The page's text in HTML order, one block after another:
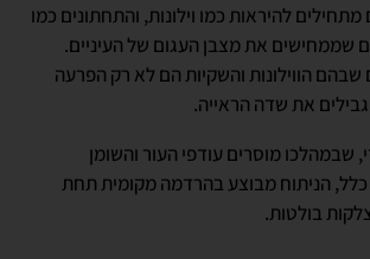
להיראות כמו וילונות, והתחתונים כמו
שממחישים את מצבן העגום של העיניים.
שבהם הווילונות והשקיות הם לא רק הפרעה
את שדה הראייה.
שבמהלכו מוסרים עודפי העור והשומן
הניתוח מבוצע בהרדמה מקומית תחת
בולטות.